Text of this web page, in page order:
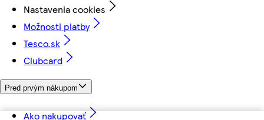
Nastavenia cookies
Možnosti platby
Tesco.sk
Clubcard
Pred prvým nákupom
Ako nakupovať